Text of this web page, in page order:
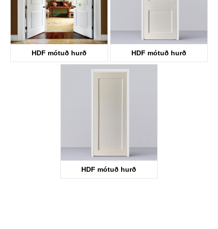
HDF mótuð hurð HDF mótuð hurð
HDF mótuð hurð